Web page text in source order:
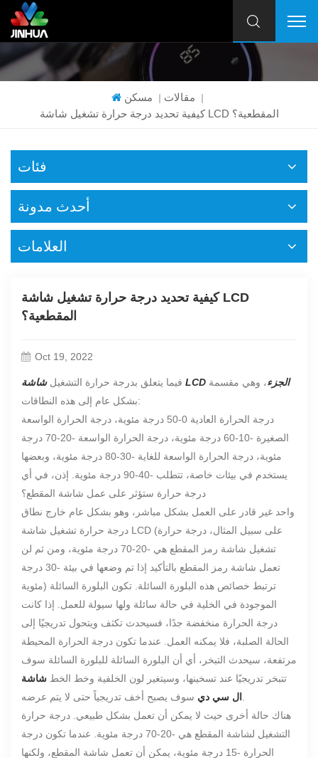
مسكن | مقالات |
كيفية تحديد درجة حرارة تشغيل شاشة LCD المقطعية؟
فئات
أحدث مدونة
العلامات
كيفية تحديد درجة حرارة تشغيل شاشة LCD
المقطعية؟
Oct 19, 2022
فيما يتعلق بدرجة حرارة التشغيل شاشة LCD الجزء، وهي مقسمة
بشكل عام إلى هذه النطاقات:
درجة الحرارة العادية 0-50 درجة مئوية، درجة الحرارة الواسعة
الصغيرة -10-60 درجة مئوية، درجة الحرارة الواسعة -20-70 درجة
مئوية، درجة الحرارة الواسعة للغاية -30-80 درجة مئوية، وبعضها
يستخدم في بيئات خاصة، تتطلب -40-90 درجة مئوية. إذن، في أي
درجة حرارة ستؤثر على عمل شاشة المقطع؟
واحد غير قادر على العمل بشكل مباشر، وهو بشكل عام خارج نطاق
درجة حرارة تشغيل شاشة LCD (على سبيل المثال، درجة حرارة
تشغيل شاشة رمز المقطع هي -20-70 درجة مئوية، ومن ثم لن
تعمل شاشة رمز المقطع بالتأكيد إذا تم وضعها في بيئة -30 درجة
مئوية) ترتبط خصائص هذه البلورة السائلة. تكون البلورة السائلة
الموجودة في الخلية في حالة سائلة ولها سيولة للعمل. إذا كانت
درجة الحرارة منخفضة جدًا، فسيحدث تكثف ويتحول تدريجيًا إلى
الحالة الصلبة، فلا يمكنه العمل. عندما تكون درجة الحرارة المحيطة
مرتفعة، سيحدث التبخر، أي أن البلورة السائلة للبلورة السائلة سوف
تتبخر تدريجيًا عند تسخينها، وسيتغير لون الخلفية وخط الخط شاشة
ال سي دي
هناك حالة أخرى حيث لا يمكن أن تعمل بشكل طبيعي. درجة حرارة
التشغيل لشاشة المقطع هي -20-70 درجة مئوية. عندما تكون درجة
الحرارة -15 درجة مئوية، يمكن أن تعمل شاشة المقطع، ولكنها